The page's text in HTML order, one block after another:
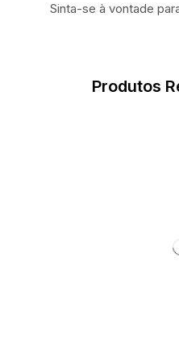
Sinta-se à vontade
Produtos